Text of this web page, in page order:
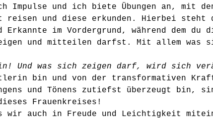
ich Impulse und ich biete Übungen an, mit
reisen und diese erkunden. Hierbei steht
im Vordergrund, während dem du
und mitteilen darfst. Mit allem was
Und was sich zeigen darf, wird sich
bin und von der transformativen
und Tönens zutiefst überzeugt bin,
Frauenkreises!
wir auch in Freude und Leichtigkeit